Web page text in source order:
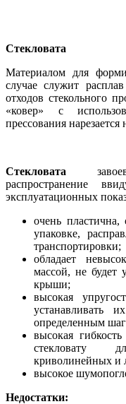
Стекловата
Материалом для
случае служит
отходов стекольного
«ковер» с
прессования
Стекловата
распространение
эксплуатационных
очень
упаковке,
транспортировки;
обладает
массой, не будет
крыши;
высокая
устанавливать
определенным
высокая
стекловату
криволинейных и
высокое
Недостатки: